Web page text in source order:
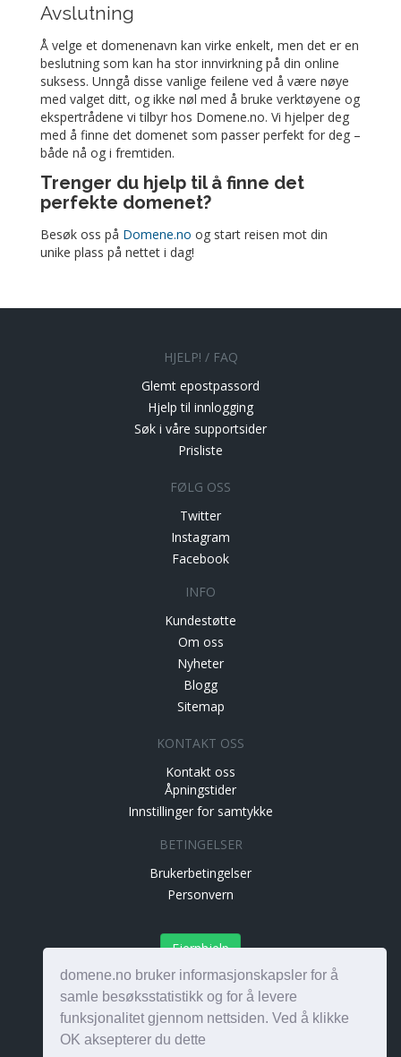
domene.no bruker informasjonskapsler for å
samle besøksstatistikk og for å levere
funksjonalitet gjennom nettsiden. Ved å klikke
OK aksepterer du dette
Avslutning
Å velge et domenenavn kan virke enkelt, men det er en
beslutning som kan ha stor innvirkning på din online
suksess. Unngå disse vanlige feilene ved å være nøye
med valget ditt, og ikke nøl med å bruke verktøyene og
ekspertrådene vi tilbyr hos Domene.no. Vi hjelper deg
med å finne det domenet som passer perfekt for deg –
både nå og i fremtiden.
Trenger du hjelp til å finne det
perfekte domenet?
Besøk oss på Domene.no og start reisen mot din
unike plass på nettet i dag!
HJELP! / FAQ
Glemt epostpassord
Hjelp til innlogging
Søk i våre supportsider
Prisliste
FØLG OSS
Twitter
Instagram
Facebook
INFO
Kundestøtte
Om oss
Nyheter
Blogg
Sitemap
KONTAKT OSS
Kontakt oss
Åpningstider
Innstillinger for samtykke
BETINGELSER
Brukerbetingelser
Personvern
Fjernhjelp
Alle rettigheter © 1999-2026. Domene AS - Orgnr.
880478982 MVA - Alle priser eksl. mva